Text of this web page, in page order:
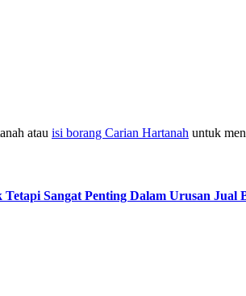
atau isi borang Carian Hartanah untuk
Sangat Penting Dalam Urusan Jual